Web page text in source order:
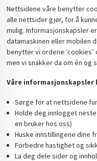
Nettsidene våre benytter
alle nettsider gjør, for å
mulig. Informasjonskapsler
datamaskinen eller mobilen
benytter vi ordene ‘cookies’
men vi snakker da om én og
Våre informasjonskapsler
Sørge for at nettsidene
Holde deg innlogget
en bruker hos oss)
Huske innstillingene dine
Forbedre hastighet og
La deg dele sider og